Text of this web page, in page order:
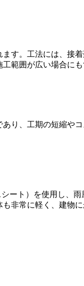
す。工法には、接
範囲が広い場合にも
り、工期の短縮や
ート）を使用し、
非常に軽く、建物